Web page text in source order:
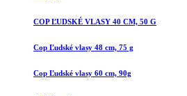
COP ĽUDSKÉ VLASY 40 CM, 50 G
Cop Ľudské vlasy 48 cm, 75 g
Cop Ľudské vlasy 60 cm, 90g